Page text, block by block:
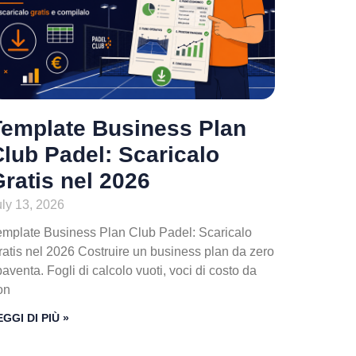
sembrano perfetti. Il venditore mostra le funzioni
club non funziona in condizioni ideali.
fornitore risponde è già di per sé un’informazione: chi
per confrontare i fornitori.
commissione del 5% sembrano simili in astratto, ma su
Business Plan
Padel: Scaricalo
nel 2026
13, 2026
Business Plan Club Padel: Scaricalo
nel 2026 Costruire un business plan da zero
Fogli di calcolo vuoti, voci di costo da
DI PIÙ »